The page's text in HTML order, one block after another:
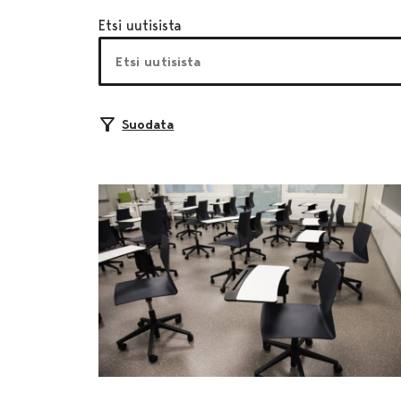
Etsi uutisista
Suodata